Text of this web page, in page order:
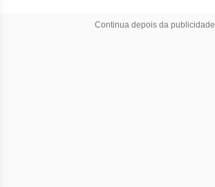
Continua depois da publicidade